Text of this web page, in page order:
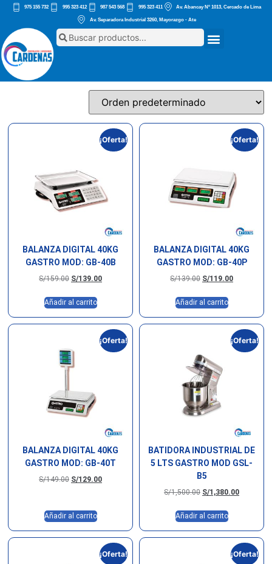
975 155 732 995 323 412 987 543 568 995 323 411 Av. Abancay Nº 1013, Cercado de Lima
Av. Separadora Industrial 3260, Mayorazgo - Ate
¡Oferta!
BALANZA DIGITAL 40KG
GASTRO MOD: GB-40B
S/159.00 S/139.00
Añadir al carrito
¡Oferta!
BALANZA DIGITAL 40KG
GASTRO MOD: GB-40P
S/139.00 S/119.00
Añadir al carrito
¡Oferta!
BALANZA DIGITAL 40KG
GASTRO MOD: GB-40T
S/149.00 S/129.00
Añadir al carrito
¡Oferta!
BATIDORA INDUSTRIAL DE
5 LTS GASTRO MOD GSL-
B5
S/1,500.00 S/1,380.00
Añadir al carrito
¡Oferta! ¡Oferta!